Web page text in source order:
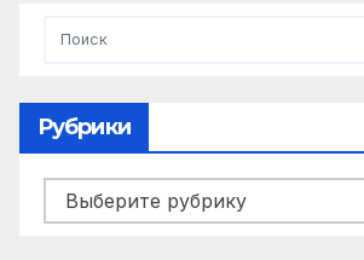
Рубрики
Рубрики